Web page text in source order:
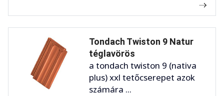
Tondach Twiston 9 Natur
téglavörös
a tondach twiston 9 (nativa
plus) xxl tetőcserepet azok
számára ...